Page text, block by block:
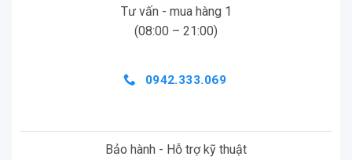
Tư vấn - mua hàng 1
(08:00 – 21:00)
0942.333.069
Bảo hành - Hỗ trợ kỹ thuật